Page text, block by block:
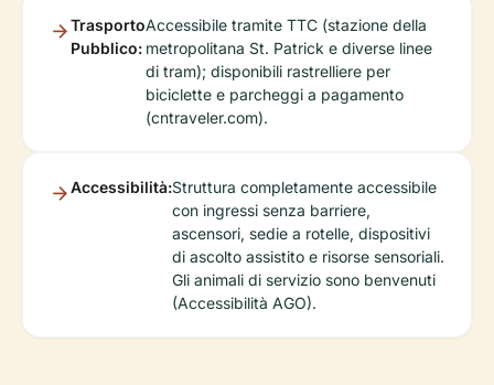
Trasporto
Pubblico:
Accessibile tramite TTC (stazione della
metropolitana St. Patrick e diverse linee
di tram); disponibili rastrelliere per
biciclette e parcheggi a pagamento
(cntraveler.com).
Accessibilità:Struttura completamente accessibile
con ingressi senza barriere,
ascensori, sedie a rotelle, dispositivi
di ascolto assistito e risorse sensoriali.
Gli animali di servizio sono benvenuti
(Accessibilità AGO).